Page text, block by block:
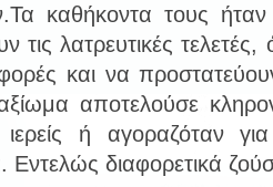
καθήκοντα τους
τις λατρευτικές
και να
αξίωμα αποτελούσε
ιερείς ή αγοραζόταν
Εντελώς διαφορετικά